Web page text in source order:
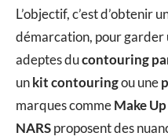
L’objectif, c’est d’obtenir
démarcation, pour garder
adeptes ducontouring
unkit contouringou une
marques commeMake
NARSproposent des